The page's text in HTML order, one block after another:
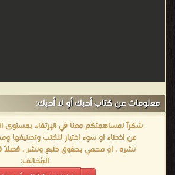
معلومات عن كتاب أحبك أو لا أحبك:
شكراً لمساهمتكم معنا في الإرتقاء بمستوى
عن اخطاء او سوء اختيار للكتب وتصنيفها
نشره ، او محمي بحقوق طبع ونشر ، فضلاً
المُخالف: